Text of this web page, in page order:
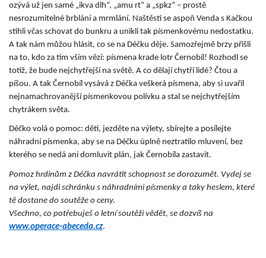
ozývá už jen samé „ikva dlh“, „amu rt“ a „spkz“ – prostě
nesrozumitelné brblání a mrmlání. Naštěstí se aspoň Venda s Kačkou
stihli včas schovat do bunkru a unikli tak písmenkovému nedostatku.
A tak nám můžou hlásit, co se na Déčku děje. Samozřejmě brzy přišli
na to, kdo za tím vším vězí: písmena krade lotr Černobíl! Rozhodl se
totiž, že bude nejchytřejší na světě. A co dělají chytří lidé? Čtou a
píšou. A tak Černobíl vysává z Déčka veškerá písmena, aby si uvařil
nejnamachrovanější písmenkovou polívku a stal se nejchytřejším
chytrákem světa.
Déčko volá o pomoc: děti, jezděte na výlety, sbírejte a posílejte
náhradní písmenka, aby se na Déčku úplně neztratilo mluvení, bez
kterého se nedá ani domluvit plán, jak Černobíla zastavit.
Pomoz hrdinům z Déčka navrátit schopnost se dorozumět. Vydej se
na výlet, najdi schránku s náhradními písmenky a taky heslem, které
tě dostane do soutěže o ceny.
Všechno, co potřebuješ o letní soutěži vědět, se dozvíš na
www.operace-abeceda.cz.